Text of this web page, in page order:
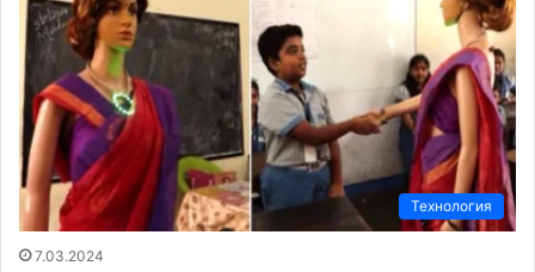
Технология
7.03.2024